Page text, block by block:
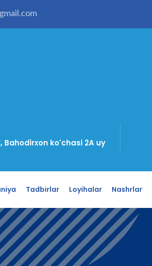
ko'chasi 2A uy
Tadbirlar Loyihalar Nashrlar